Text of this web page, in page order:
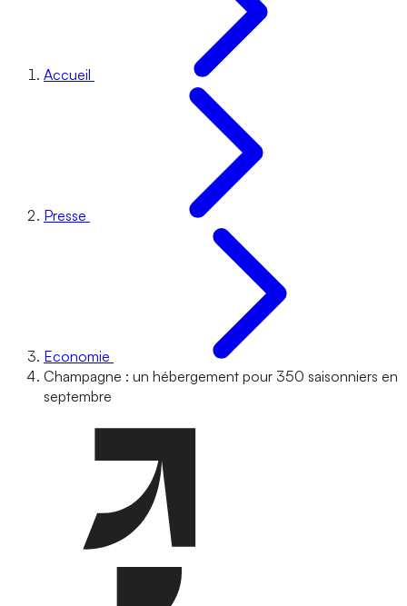
Accueil
Presse
Economie
Champagne : un hébergement pour 350 saisonniers en
septembre